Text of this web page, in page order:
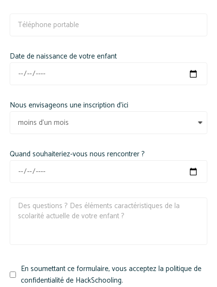
Date de naissance de votre enfant
Nous envisageons une inscription d'ici
Quand souhaiteriez-vous nous rencontrer ?
En soumettant ce formulaire, vous acceptez la politique de
confidentialité de HackSchooling.